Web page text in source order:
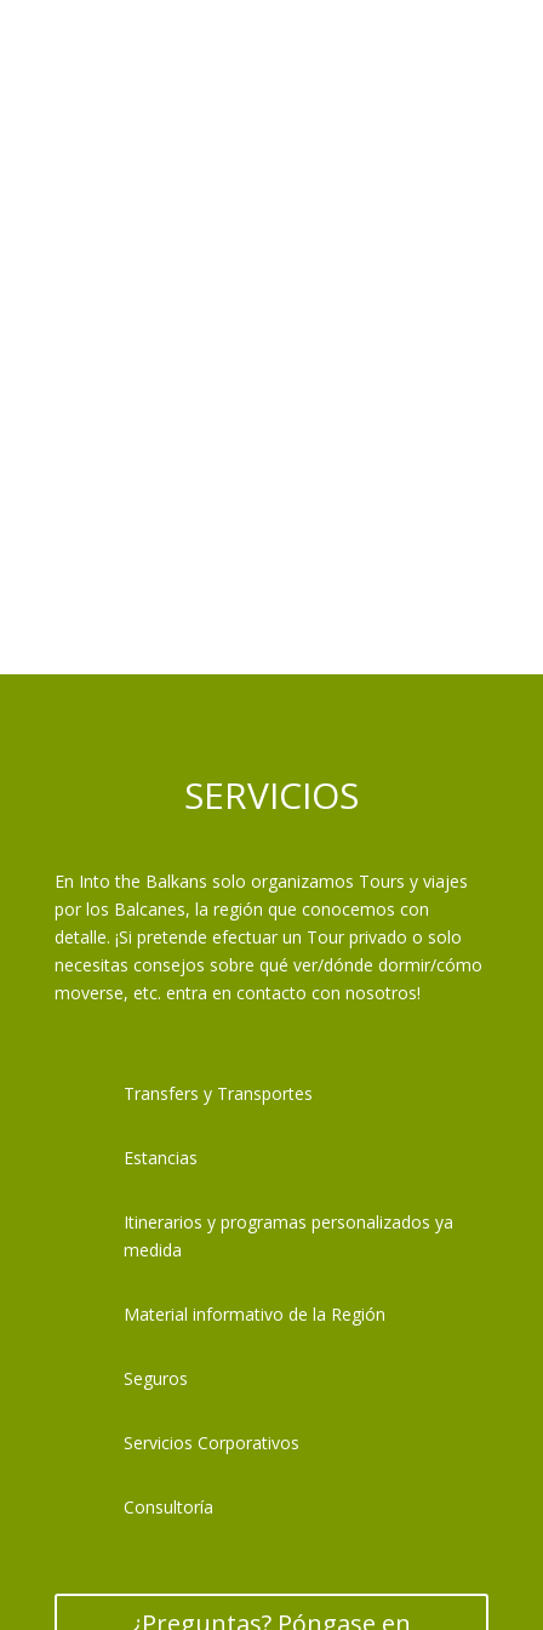
SERVICIOS
En Into the Balkans solo organizamos Tours y viajes
por los Balcanes, la región que conocemos con
detalle. ¡Si pretende efectuar un Tour privado o solo
necesitas consejos sobre qué ver/dónde dormir/cómo
moverse, etc. entra en contacto con nosotros!
Transfers y Transportes
Estancias
Itinerarios y programas personalizados ya
medida
Material informativo de la Región
Seguros
Servicios Corporativos
Consultoría
¿Preguntas? Póngase en